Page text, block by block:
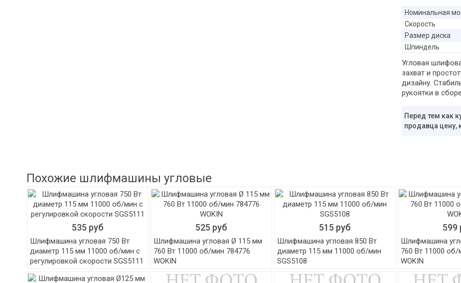
Номинальная
Скорость
Размер диска
Шпиндель
Угловая
захват и
дизайну.
рукоятки в
Перед тем как
продавца цену,
Похожие шлифмашины угловые
535 руб
Шлифмашина угловая 750 Вт
диаметр 115 мм 11000 об/мин с
регулировкой скорости SGS5111
525 руб
Шлифмашина угловая Ø 115 мм
760 Вт 11000 об/мин 784776
WOKIN
515 руб
Шлифмашина угловая 850 Вт
диаметр 115 мм 11000 об/мин
SGS5108
599
Шлифмашина
760 Вт 11000 об/
WOKIN